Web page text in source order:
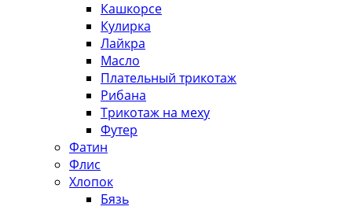
Кашкорсе
Кулирка
Лайкра
Масло
Плательный трикотаж
Рибана
Трикотаж на меху
Футер
Фатин
Флис
Хлопок
Бязь